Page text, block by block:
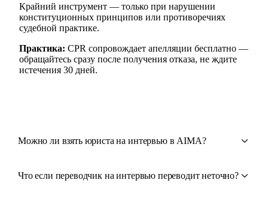
Крайний инструмент — только при нарушении
конституционных принципов или противоречиях
судебной практике.
Практика: CPR сопровождает апелляции бесплатно —
обращайтесь сразу после получения отказа, не ждите
истечения 30 дней.
Можно ли взять юриста на интервью в AIMA?
Что если переводчик на интервью переводит неточно?